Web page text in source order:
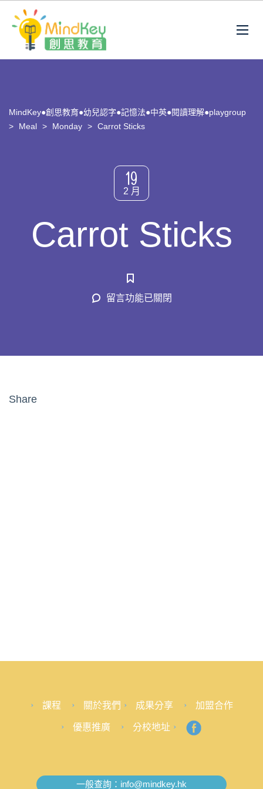
MindKey●創思教育●幼兒認字●記憶法●中英●閱讀理解●playgroup
>
Meal > Monday > Carrot Sticks
19
2 月
Carrot Sticks
在
留言功能已關閉
Share
課程 關於我們 成果分享 加盟合作
優惠推廣 分校地址
一般查詢： info@mindkey.hk